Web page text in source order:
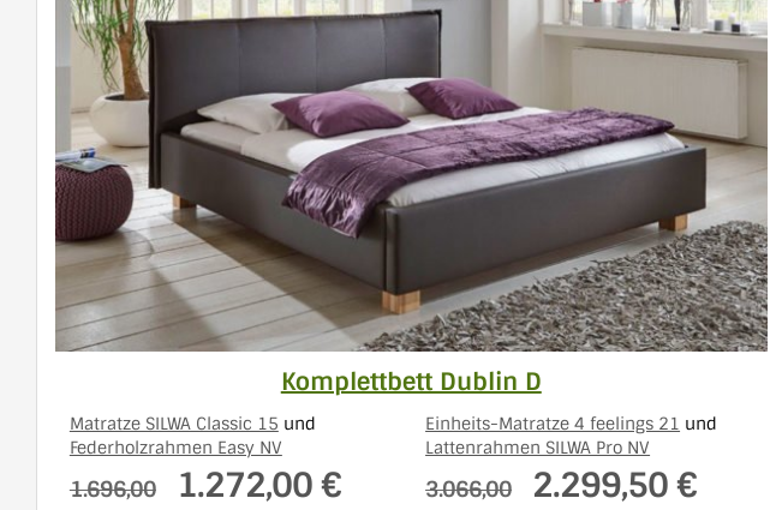
Komplettbett Dublin D
Matratze SILWA Classic 15 und
Federholzrahmen Easy NV
1.696,00 1.272,00 €
Einheits-Matratze 4 feelings 21 und
Lattenrahmen SILWA Pro NV
3.066,00 2.299,50 €